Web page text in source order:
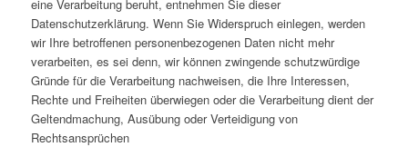
eine Verarbeitung beruht, entnehmen Sie dieser
Datenschutzerklärung. Wenn Sie Widerspruch einlegen, werden
wir Ihre betroffenen personenbezogenen Daten nicht mehr
verarbeiten, es sei denn, wir können zwingende schutzwürdige
Gründe für die Verarbeitung nachweisen, die Ihre Interessen,
Rechte und Freiheiten überwiegen oder die Verarbeitung dient der
Geltendmachung, Ausübung oder Verteidigung von
Rechtsansprüchen